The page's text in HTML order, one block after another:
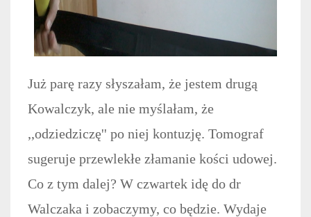
Już parę razy słyszałam, że jestem drugą
Kowalczyk, ale nie myślałam, że
,,odziedziczę'' po niej kontuzję. Tomograf
sugeruje przewlekłe złamanie kości udowej.
Co z tym dalej? W czwartek idę do dr
Walczaka i zobaczymy, co będzie. Wydaje